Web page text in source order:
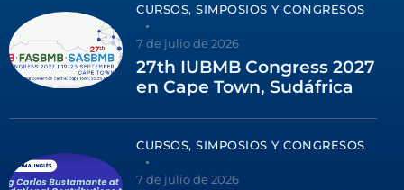
CURSOS, SIMPOSIOS Y CONGRESOS
7 de julio de 2026
27th IUBMB Congress 2027
en Cape Town, Sudáfrica
CURSOS, SIMPOSIOS Y CONGRESOS
7 de julio de 2026